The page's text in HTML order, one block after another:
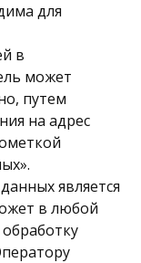
для
в
может
путем
на адрес
является
в любой